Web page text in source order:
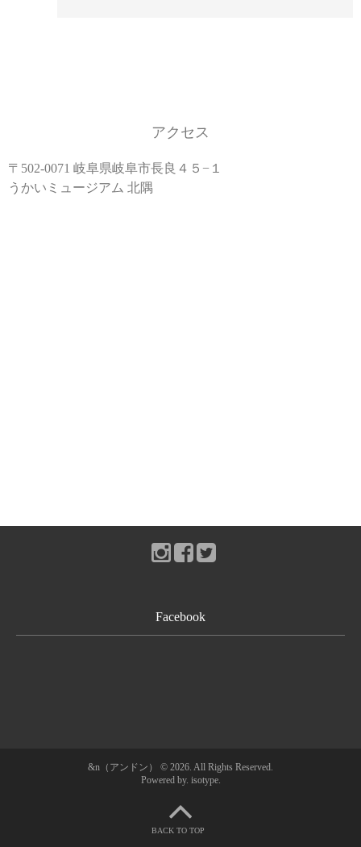
アクセス
〒502-0071 岐阜県岐阜市長良４５−１
うかいミュージアム 北隅
Facebook
&n（アンドン） © 2026. All Rights Reserved.
Powered by. isotype.